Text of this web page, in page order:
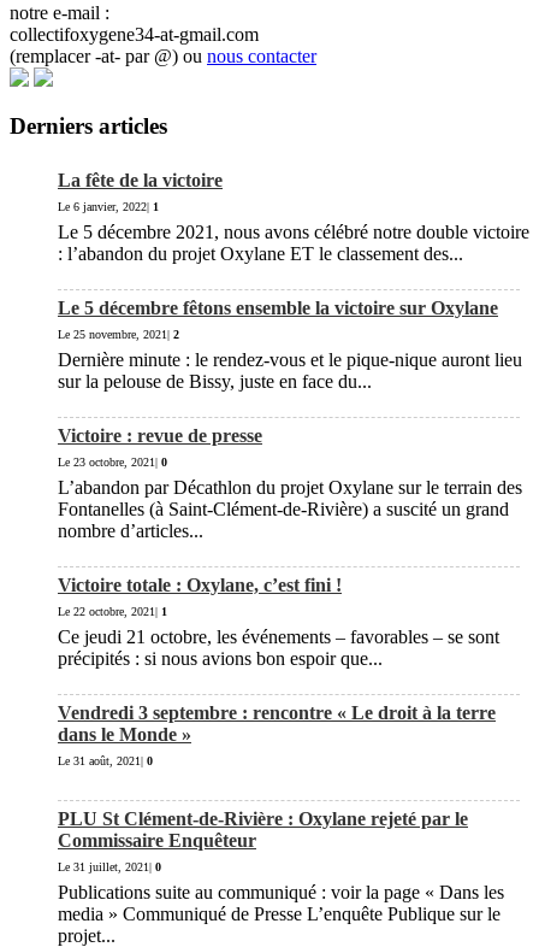
notre e-mail :
collectifoxygene34-at-gmail.com
(remplacer -at- par @) ou nous contacter
Derniers articles
La fête de la victoire
Le 6 janvier, 2022| 1
Le 5 décembre 2021, nous avons célébré notre double victoire
: l’abandon du projet Oxylane ET le classement des...
Le 5 décembre fêtons ensemble la victoire sur Oxylane
Le 25 novembre, 2021| 2
Dernière minute : le rendez-vous et le pique-nique auront lieu
sur la pelouse de Bissy, juste en face du...
Victoire : revue de presse
Le 23 octobre, 2021| 0
L’abandon par Décathlon du projet Oxylane sur le terrain des
Fontanelles (à Saint-Clément-de-Rivière) a suscité un grand
nombre d’articles...
Victoire totale : Oxylane, c’est fini !
Le 22 octobre, 2021| 1
Ce jeudi 21 octobre, les événements – favorables – se sont
précipités : si nous avions bon espoir que...
Vendredi 3 septembre : rencontre « Le droit à la terre
dans le Monde »
Le 31 août, 2021| 0
PLU St Clément-de-Rivière : Oxylane rejeté par le
Commissaire Enquêteur
Le 31 juillet, 2021| 0
Publications suite au communiqué : voir la page « Dans les
media » Communiqué de Presse L’enquête Publique sur le
projet...